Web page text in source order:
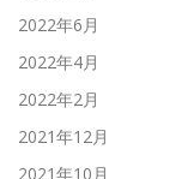
2022年6月
2022年4月
2022年2月
2021年12月
2021年10月